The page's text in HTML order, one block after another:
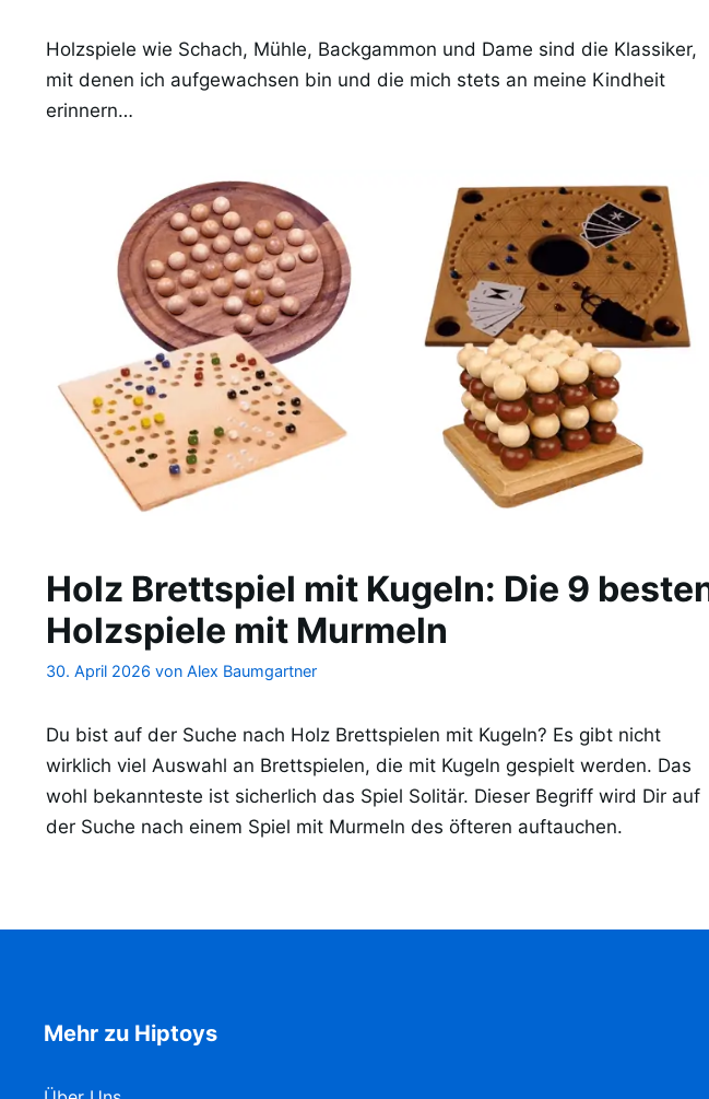
Holzspiele wie Schach, Mühle, Backgammon und Dame sind die Klassiker,
mit denen ich aufgewachsen bin und die mich stets an meine Kindheit
erinnern…
Holz Brettspiel mit Kugeln: Die 9
Holzspiele mit Murmeln
30. April 2026 von Alex Baumgartner
Du bist auf der Suche nach Holz Brettspielen mit Kugeln? Es gibt nicht
wirklich viel Auswahl an Brettspielen, die mit Kugeln gespielt werden. Das
wohl bekannteste ist sicherlich das Spiel Solitär. Dieser Begriff wird Dir auf
der Suche nach einem Spiel mit Murmeln des öfteren auftauchen.
Mehr zu Hiptoys